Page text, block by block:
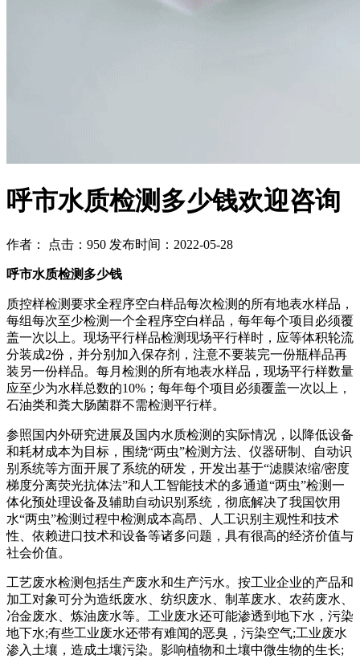
呼市水质检测多少钱欢迎咨询
作者： 点击：950 发布时间：2022-05-28
呼市水质检测多少钱
质控样检测要求全程序空白样品每次检测的所有地表水样品，
每组每次至少检测一个全程序空白样品，每年每个项目必须覆
盖一次以上。现场平行样品检测现场平行样时，应等体积轮流
分装成2份，并分别加入保存剂，注意不要装完一份瓶样品再
装另一份样品。每月检测的所有地表水样品，现场平行样数量
应至少为水样总数的10%；每年每个项目必须覆盖一次以上，
石油类和粪大肠菌群不需检测平行样。
参照国内外研究进展及国内水质检测的实际情况，以降低设备
和耗材成本为目标，围绕“两虫”检测方法、仪器研制、自动识
别系统等方面开展了系统的研发，开发出基于“滤膜浓缩/密度
梯度分离荧光抗体法”和人工智能技术的多通道“两虫”检测一
体化预处理设备及辅助自动识别系统，彻底解决了我国饮用
水“两虫”检测过程中检测成本高昂、人工识别主观性和技术
性、依赖进口技术和设备等诸多问题，具有很高的经济价值与
社会价值。
工艺废水检测包括生产废水和生产污水。按工业企业的产品和
加工对象可分为造纸废水、纺织废水、制革废水、农药废水、
冶金废水、炼油废水等。工业废水还可能渗透到地下水，污染
地下水;有些工业废水还带有难闻的恶臭，污染空气;工业废水
渗入土壤，造成土壤污染。影响植物和土壤中微生物的生长;